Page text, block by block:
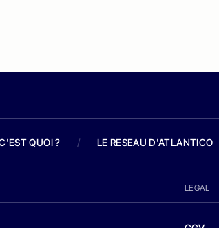
QUOI ? / LE RESEAU D'ATLANTICO
LEGAL